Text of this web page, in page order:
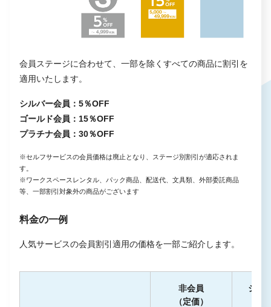
会員ステージに合わせて、一部を除くすべての商品に割引を
適用いたします。
シルバー会員：5％OFF
ゴールド会員：15％OFF
プラチナ会員：30％OFF
※セルフサービスの会員価格は廃止となり、ステージ別割引が適応されま
す。
※ワークスペースレンタル、パック商品、配送代、文具類、外部委託商品
等、一部割引対象外の商品がございます
料金の一例
人気サービスの会員割引適用の価格を一部ご紹介します。
非会員
（定価）
シル